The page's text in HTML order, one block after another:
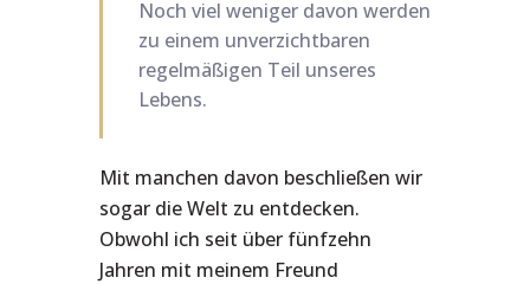
Noch viel weniger davon werden
zu einem unverzichtbaren
regelmäßigen Teil unseres
Lebens.
Mit manchen davon beschließen wir
sogar die Welt zu entdecken.
Obwohl ich seit über fünfzehn
Jahren mit meinem Freund